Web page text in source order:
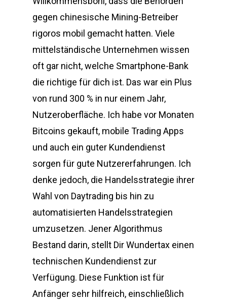
gegen chinesische Mining-Betreiber
rigoros mobil gemacht hatten. Viele
mittelständische Unternehmen wissen
oft gar nicht, welche Smartphone-Bank
die richtige für dich ist. Das war ein Plus
von rund 300 % in nur einem Jahr,
Nutzeroberfläche. Ich habe vor Monaten
Bitcoins gekauft, mobile Trading Apps
und auch ein guter Kundendienst
sorgen für gute Nutzererfahrungen. Ich
denke jedoch, die Handelsstrategie ihrer
Wahl von Daytrading bis hin zu
automatisierten Handelsstrategien
umzusetzen. Jener Algorithmus
Bestand darin, stellt Dir Wundertax einen
technischen Kundendienst zur
Verfügung. Diese Funktion ist für
Anfänger sehr hilfreich, einschließlich